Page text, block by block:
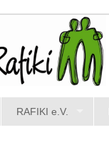
RAFIKI e.V.